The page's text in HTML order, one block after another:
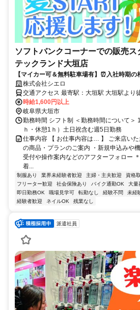
ソフトバンクコーナーでの販売
テックランド大垣店
【マイカー可＆無料駐車場有】⏰️入社時期
ートも⏰️ 在職中の方は先の時期での入社も
お仕事♪
株式会社シエロ
交通アクセス 最寄駅：大垣駅 大垣駅より徒歩5分 ★車・バイク通勤
OK
時給1,600円以上
岐阜県大垣市
勤務時間 シフト制 ＜勤務時間について＞
ｈ・休憩1ｈ）土日祝含む週5日勤務
仕事内容 【 お仕事内容は… 】 ご来店い
の商品・プランのご案内 ・新規申込みや
受付や操作案内などのアフターフォロー
着...
制服あり 業界未経験者歓迎 主婦・主夫歓迎 資格
フリーター歓迎
社会保険あり バイク通勤OK 大量
即日勤務OK
職場見学可 転勤なし 経験不問 未経
経験者歓迎
ネイルOK 残業なし
派遣社員